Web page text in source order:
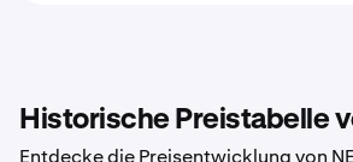
Historische Preistabelle
Entdecke die Preisentwicklung von